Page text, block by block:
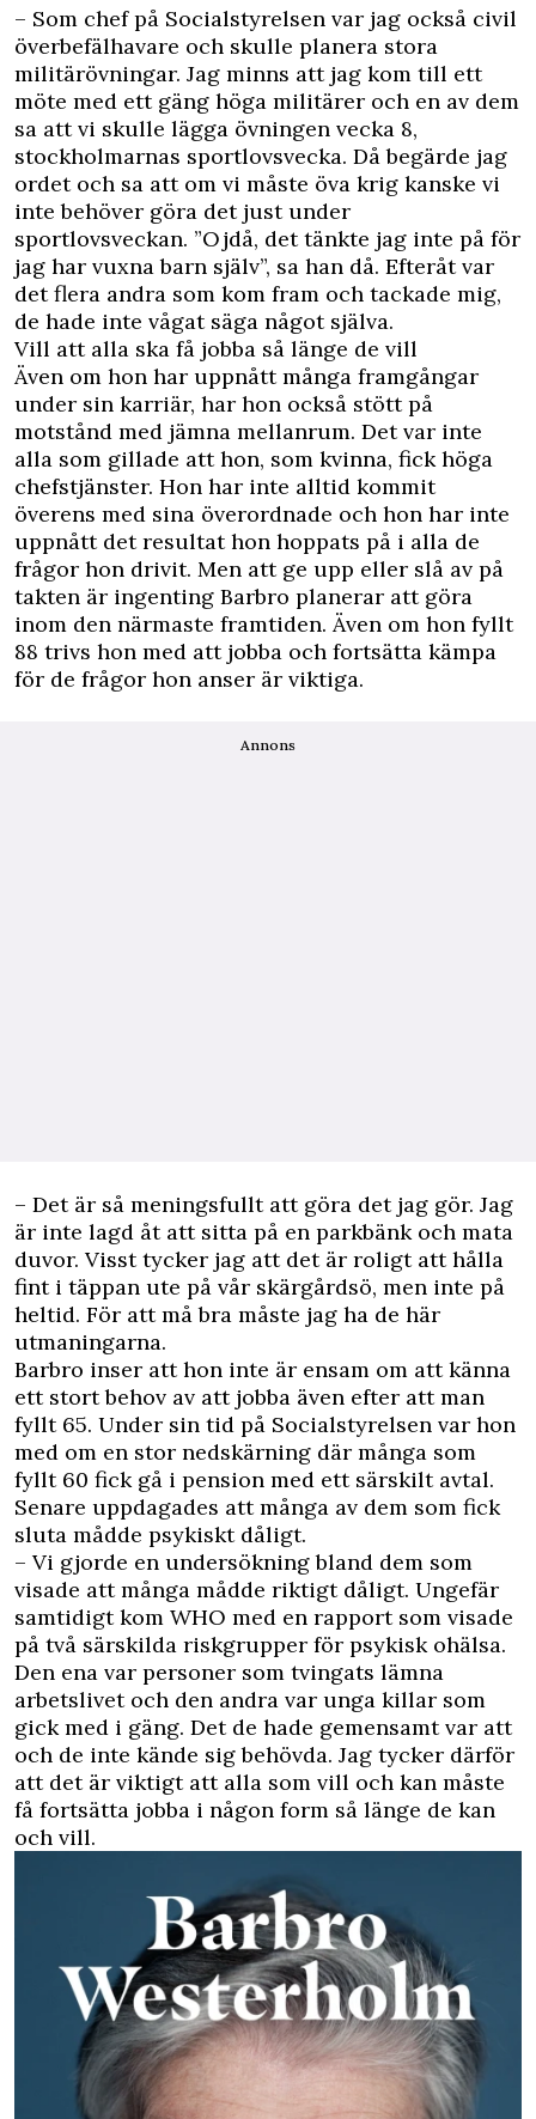
– Som chef på Socialstyrelsen var jag också civil
överbefälhavare och skulle planera stora
militärövningar. Jag minns att jag kom till ett
möte med ett gäng höga militärer och en av dem
sa att vi skulle lägga övningen vecka 8,
stockholmarnas sportlovsvecka. Då begärde jag
ordet och sa att om vi måste öva krig kanske vi
inte behöver göra det just under
sportlovsveckan. ”Ojdå, det tänkte jag inte på för
jag har vuxna barn själv”, sa han då. Efteråt var
det flera andra som kom fram och tackade mig,
de hade inte vågat säga något själva.
Vill att alla ska få jobba så länge de vill
Även om hon har uppnått många framgångar
under sin karriär, har hon också stött på
motstånd med jämna mellanrum. Det var inte
alla som gillade att hon, som kvinna, fick höga
chefstjänster. Hon har inte alltid kommit
överens med sina överordnade och hon har inte
uppnått det resultat hon hoppats på i alla de
frågor hon drivit. Men att ge upp eller slå av på
takten är ingenting Barbro planerar att göra
inom den närmaste framtiden. Även om hon fyllt
88 trivs hon med att jobba och fortsätta kämpa
för de frågor hon anser är viktiga.
Annons
– Det är så meningsfullt att göra det jag gör. Jag
är inte lagd åt att sitta på en parkbänk och mata
duvor. Visst tycker jag att det är roligt att hålla
fint i täppan ute på vår skärgårdsö, men inte på
heltid. För att må bra måste jag ha de här
utmaningarna.
Barbro inser att hon inte är ensam om att känna
ett stort behov av att jobba även efter att man
fyllt 65. Under sin tid på Socialstyrelsen var hon
med om en stor nedskärning där många som
fyllt 60 fick gå i pension med ett särskilt avtal.
Senare uppdagades att många av dem som fick
sluta mådde psykiskt dåligt.
– Vi gjorde en undersökning bland dem som
visade att många mådde riktigt dåligt. Ungefär
samtidigt kom WHO med en rapport som visade
på två särskilda riskgrupper för psykisk ohälsa.
Den ena var personer som tvingats lämna
arbetslivet och den andra var unga killar som
gick med i gäng. Det de hade gemensamt var att
och de inte kände sig behövda. Jag tycker därför
att det är viktigt att alla som vill och kan måste
få fortsätta jobba i någon form så länge de kan
och vill.